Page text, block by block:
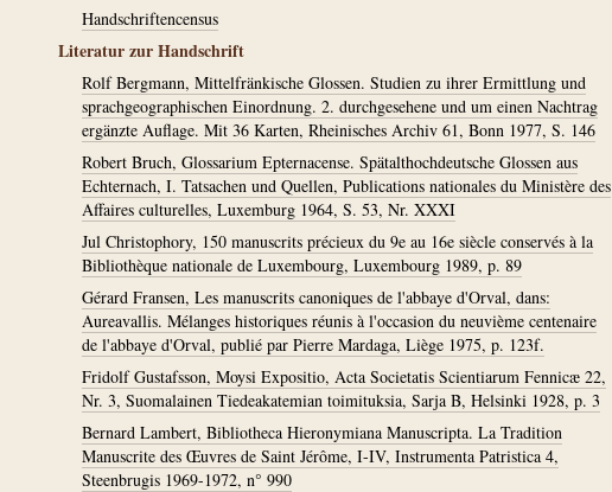
Handschriftencensus
Literatur zur Handschrift
Rolf Bergmann, Mittelfränkische Glossen. Studien zu ihrer Ermittlung und
sprachgeographischen Einordnung. 2. durchgesehene und um einen Nachtrag
ergänzte Auflage. Mit 36 Karten, Rheinisches Archiv 61, Bonn 1977, S. 146
Robert Bruch, Glossarium Epternacense. Spätalthochdeutsche Glossen aus
Echternach, I. Tatsachen und Quellen, Publications nationales du Ministère des
Affaires culturelles, Luxemburg 1964, S. 53, Nr. XXXI
Jul Christophory, 150 manuscrits précieux du 9e au 16e siècle conservés à la
Bibliothèque nationale de Luxembourg, Luxembourg 1989, p. 89
Gérard Fransen, Les manuscrits canoniques de l'abbaye d'Orval, dans:
Aureavallis. Mélanges historiques réunis à l'occasion du neuvième centenaire
de l'abbaye d'Orval, publié par Pierre Mardaga, Liège 1975, p. 123f.
Fridolf Gustafsson, Moysi Expositio, Acta Societatis Scientiarum Fennicæ 22,
Nr. 3, Suomalainen Tiedeakatemian toimituksia, Sarja B, Helsinki 1928, p. 3
Bernard Lambert, Bibliotheca Hieronymiana Manuscripta. La Tradition
Manuscrite des Œuvres de Saint Jérôme, I-IV, Instrumenta Patristica 4,
Steenbrugis 1969-1972, n° 990